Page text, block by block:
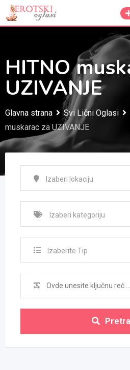
Skip
to
HITNO
UZIVANJE
Glavna strana Svi Lični Oglasi
muskarac za UZIVANJE
Izaberite Tip